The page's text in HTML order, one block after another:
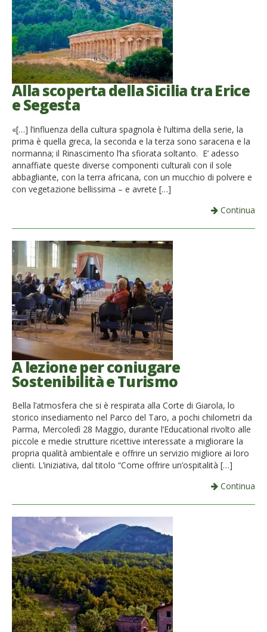
Alla scoperta della Sicilia tra Erice
e Segesta
«[…] l’influenza della cultura spagnola è l’ultima della serie, la
prima è quella greca, la seconda e la terza sono saracena e la
normanna; il Rinascimento l’ha sfiorata soltanto. E’ adesso
annaffiate queste diverse componenti culturali con il sole
abbagliante, con la terra africana, con un mucchio di polvere e
con vegetazione bellissima – e avrete […]
Continua
A lezione per coniugare
Sostenibilità e Turismo
Bella l’atmosfera che si è respirata alla Corte di Giarola, lo
storico insediamento nel Parco del Taro, a pochi chilometri da
Parma, Mercoledì 28 Maggio, durante l’Educational rivolto alle
piccole e medie strutture ricettive interessate a migliorare la
propria qualità ambientale e offrire un servizio migliore ai loro
clienti. L’iniziativa, dal titolo “Come offrire un’ospitalità […]
Continua